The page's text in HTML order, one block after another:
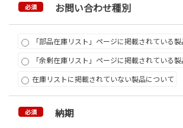
必須 お問い合わせ種別
「部品在庫リスト」ページに掲載されている
「余剰在庫リスト」ページに掲載されている
在庫リストに掲載されていない製品について
必須 納期